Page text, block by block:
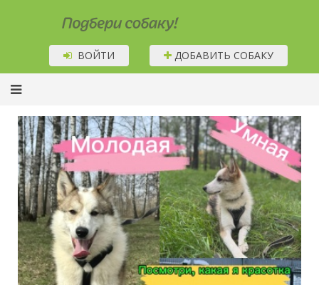
Подбери собаку!
ВОЙТИ ДОБАВИТЬ СОБАКУ